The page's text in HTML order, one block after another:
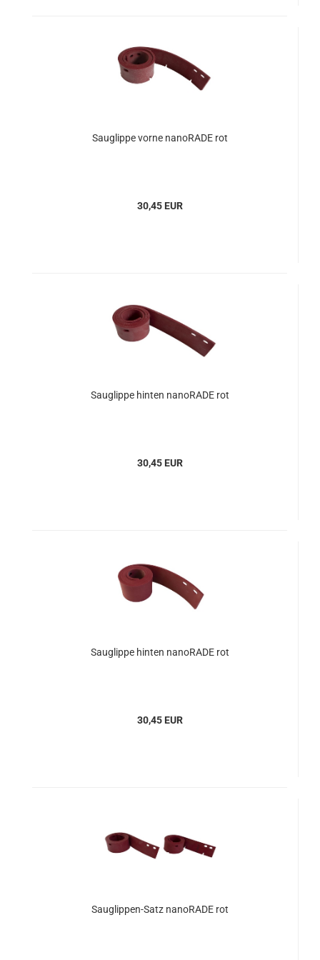
Sauglippe vorne nanoRADE rot
30,45 EUR
Sauglippe hinten nanoRADE rot
30,45 EUR
Sauglippe hinten nanoRADE rot
30,45 EUR
Sauglippen-Satz nanoRADE rot